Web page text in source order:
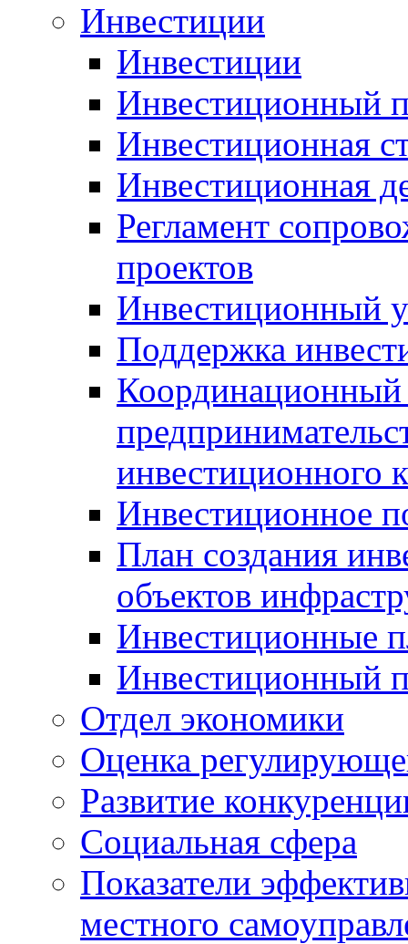
Инвестиции
Инвестиции
Инвестиционный
Инвестиционная
Инвестиционная
Регламент
проектов
Инвестиционный
Поддержка
Координационный
инвестиционного
Инвестиционное
План создания
объектов
Инвестиционные
Инвестиционный
Отдел экономики
Оценка
Развитие
Социальная сфера
Показатели
местного